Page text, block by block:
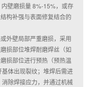
壁磨损量 8%-15%，或存
构补强与表面修复结合的
外壁局部严重磨损，采用
损部位堆焊耐磨焊丝（如
损部位进行预热（预热温
体出现裂纹；堆焊后需进
除焊接应力，并通过机械